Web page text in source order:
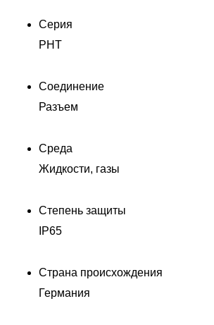
Серия
PHT
Соединение
Разъем
Среда
Жидкости, газы
Степень защиты
IP65
Страна происхождения
Германия